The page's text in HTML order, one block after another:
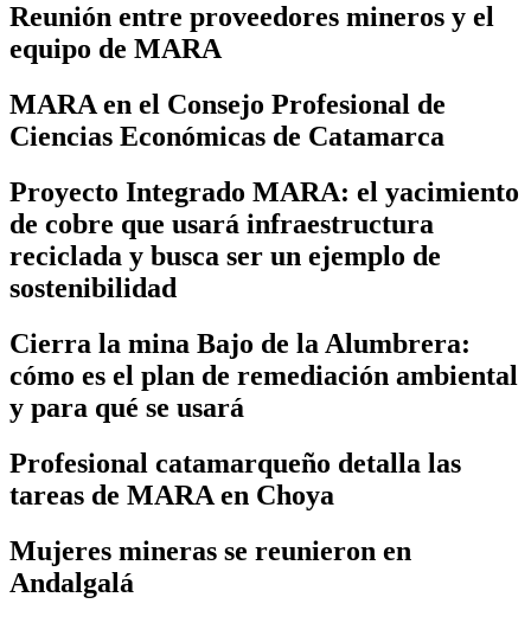
Reunión entre proveedores mineros y el
equipo de MARA
MARA en el Consejo Profesional de
Ciencias Económicas de Catamarca
Proyecto Integrado MARA: el yacimiento
de cobre que usará infraestructura
reciclada y busca ser un ejemplo de
sostenibilidad
Cierra la mina Bajo de la Alumbrera:
cómo es el plan de remediación ambiental
y para qué se usará
Profesional catamarqueño detalla las
tareas de MARA en Choya
Mujeres mineras se reunieron en
Andalgalá